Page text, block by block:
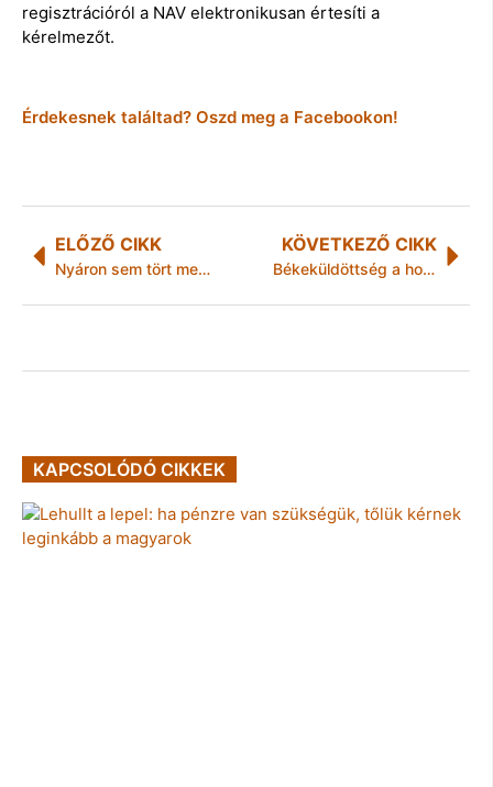
regisztrációról a NAV elektronikusan értesíti a
kérelmezőt.
Érdekesnek találtad? Oszd meg a Facebookon!
ELŐZŐ CIKK
Nyáron sem tört meg a cégtörlési hullám az építőiparban
KÖVETKEZŐ CIKK
Békeküldöttség a honvédelmi minisztériumban
KAPCSOLÓDÓ CIKKEK